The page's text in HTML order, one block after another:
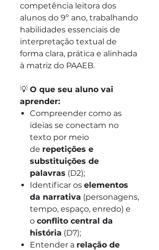
competência leitora dos
alunos do 9º ano, trabalhando
habilidades essenciais de
interpretação textual de
forma clara, prática e alinhada
à matriz do PAAEB.
💡 O que seu aluno vai
aprender:
Compreender como as
ideias se conectam no
texto por meio
de repetições e
substituições de
palavras (D2);
Identificar os elementos
da narrativa (personagens,
tempo, espaço, enredo) e
o conflito central da
história (D7);
Entender a relação de